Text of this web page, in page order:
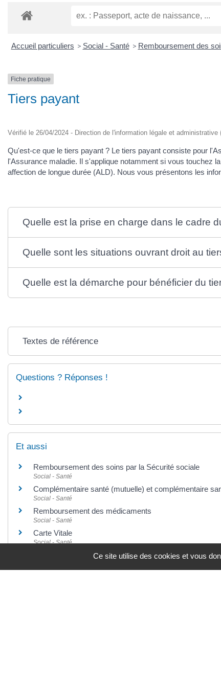
Accueil particuliers > Social - Santé > Remboursement des
Fiche pratique
Tiers payant
Vérifié le 26/04/2024 - Direction de l'information légale et administrative
Qu'est-ce que le tiers payant ? Le tiers payant consiste pour
l'Assurance maladie. Il s'applique notamment si vous touchez
affection de longue durée (ALD). Nous vous présentons les
Quelle est la prise en charge dans le cadre
Quelle sont les situations ouvrant droit au
Quelle est la démarche pour bénéficier du
Textes de référence
Questions ? Réponses !
Et aussi
Remboursement des soins par la Sécurité sociale
Social - Santé
Complémentaire santé (mutuelle) et complémentaire
Social - Santé
Remboursement des médicaments
Social - Santé
Carte Vitale
Social - Santé
Ce site utilise des cookies et vous